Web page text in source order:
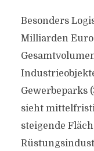
Besonders
Milliarden
Gewerbeparks
sieht
steigende